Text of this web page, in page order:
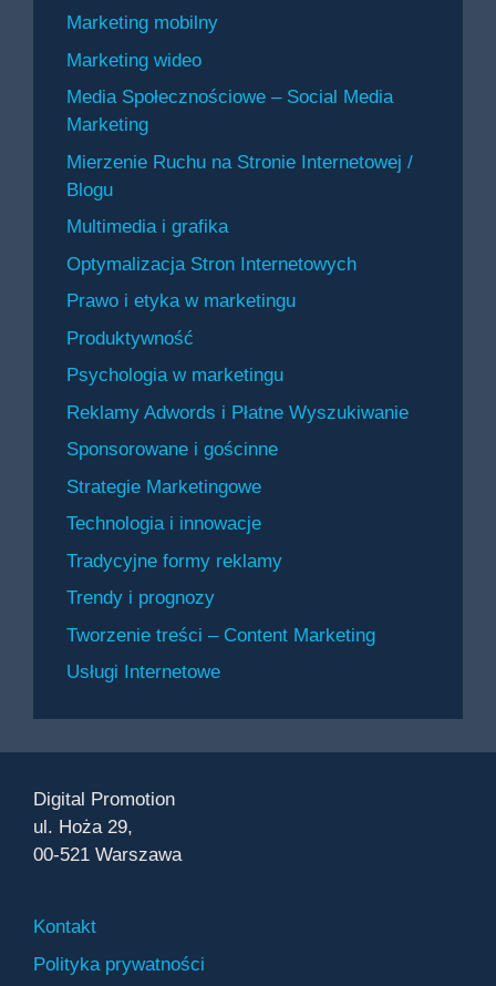
Marketing mobilny
Marketing wideo
Media Społecznościowe – Social Media
Marketing
Mierzenie Ruchu na Stronie Internetowej /
Blogu
Multimedia i grafika
Optymalizacja Stron Internetowych
Prawo i etyka w marketingu
Produktywność
Psychologia w marketingu
Reklamy Adwords i Płatne Wyszukiwanie
Sponsorowane i gościnne
Strategie Marketingowe
Technologia i innowacje
Tradycyjne formy reklamy
Trendy i prognozy
Tworzenie treści – Content Marketing
Usługi Internetowe
Digital Promotion
ul. Hoża 29,
00-521 Warszawa
Kontakt
Polityka prywatności